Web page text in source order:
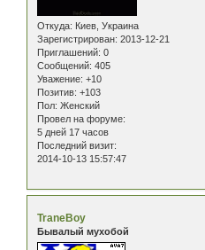
Откуда: Киев, Украина
Зарегистрирован: 2013-12-21
Приглашений: 0
Сообщений: 405
Уважение: +10
Позитив: +103
Пол: Женский
Провел на форуме:
5 дней 17 часов
Последний визит:
2014-10-13 15:57:47
TraneBoy
Бывалый мухобой